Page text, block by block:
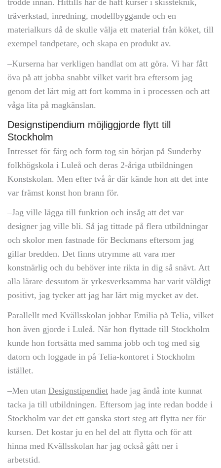
trodde innan. Hittills har de haft kurser i skissteknik,
träverkstad, inredning, modellbyggande och en
materialkurs då de skulle välja ett material från köket, till
exempel tandpetare, och skapa en produkt av.
–Kurserna har verkligen handlat om att göra. Vi har fått
öva på att jobba snabbt vilket varit bra eftersom jag
genom det lärt mig att fort komma in i processen och att
våga lita på magkänslan.
Designstipendium möjliggjorde flytt till
Stockholm
Intresset för färg och form tog sin början på Sunderby
folkhögskola i Luleå och deras 2-åriga utbildningen
Konstskolan. Men efter två år där kände hon att det inte
var främst konst hon brann för.
–Jag ville lägga till funktion och insåg att det var
designer jag ville bli. Så jag tittade på flera utbildningar
och skolor men fastnade för Beckmans eftersom jag
gillar bredden. Det finns utrymme att vara mer
konstnärlig och du behöver inte rikta in dig så snävt. Att
alla lärare dessutom är yrkesverksamma har varit väldigt
positivt, jag tycker att jag har lärt mig mycket av det.
Parallellt med Kvällsskolan jobbar Emilia på Telia, vilket
hon även gjorde i Luleå. När hon flyttade till Stockholm
kunde hon fortsätta med samma jobb och tog med sig
datorn och loggade in på Telia-kontoret i Stockholm
istället.
–Men utan Designstipendiet hade jag ändå inte kunnat
tacka ja till utbildningen. Eftersom jag inte redan bodde i
Stockholm var det ett ganska stort steg att flytta ner för
kursen. Det kostar ju en hel del att flytta och för att
hinna med Kvällsskolan har jag också gått ner i
arbetstid.